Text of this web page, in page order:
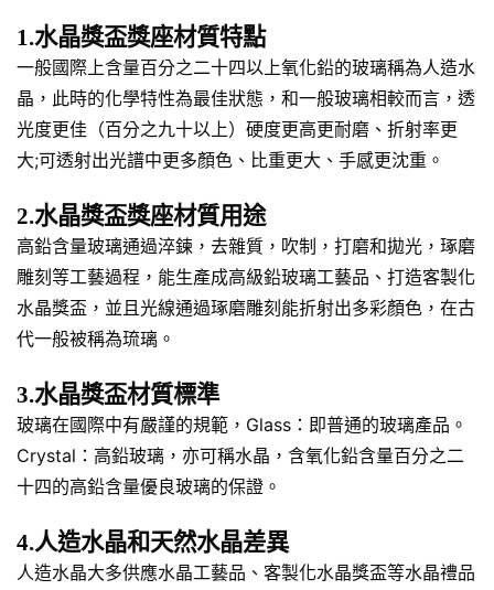
1.水晶獎盃獎座材質特點
一般國際上含量百分之二十四以上氧化鉛的玻璃稱為人造水
晶，此時的化學特性為最佳狀態，和一般玻璃相較而言，透
光度更佳（百分之九十以上）硬度更高更耐磨、折射率更
大;可透射出光譜中更多顏色、比重更大、手感更沈重。
2.水晶獎盃獎座材質用途
高鉛含量玻璃通過淬鍊，去雜質，吹制，打磨和拋光，琢磨
雕刻等工藝過程，能生產成高級鉛玻璃工藝品、打造客製化
水晶獎盃，並且光線通過琢磨雕刻能折射出多彩顏色，在古
代一般被稱為琉璃。
3.水晶獎盃材質標準
玻璃在國際中有嚴謹的規範，Glass：即普通的玻璃產品。
Crystal：高鉛玻璃，亦可稱水晶，含氧化鉛含量百分之二
十四的高鉛含量優良玻璃的保證。
4.人造水晶和天然水晶差異
人造水晶大多供應水晶工藝品、客製化水晶獎盃等水晶禮品